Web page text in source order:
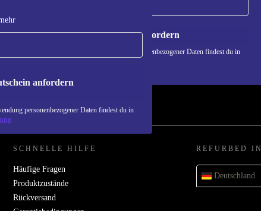
anfordern
personenbezogener Daten findest du in
Gutschein anfordern
Informationen über die Verwendung personenbezogener Daten findest du in
NEW.
SCHNELLE HILFE
Häufige Fragen
Produktzustände
Rückversand
REFURBED IN
Deutschland